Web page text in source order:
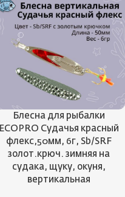
Блесна для рыбалки
ECOPRO Судачья красный
флекс,50мм, 6г, Sb/SRF
золот.крюч. зимняя на
судака, щуку, окуня,
вертикальная